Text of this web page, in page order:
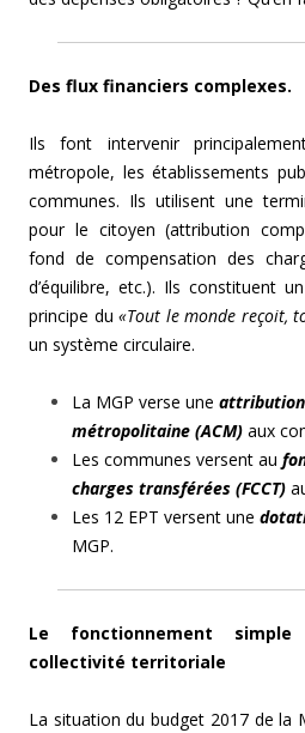
Des flux financiers complexes.
Ils font intervenir
métropole, les établissements
communes. Ils utilisent une
pour le citoyen (attribution
fond de compensation des
d’équilibre, etc.). Ils constituent
principe du «Tout le monde reçoit,
un système circulaire.
La MGP verse une
métropolitaine (ACM) aux
Les communes versent au
charges transférées (FCCT)
Les 12 EPT versent une
MGP.
Le fonctionnement
collectivité territoriale
La situation du budget 2017 de la